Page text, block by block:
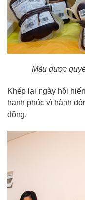
Máu được
Khép lại ngày hội
hạnh phúc vì hành
đồng.